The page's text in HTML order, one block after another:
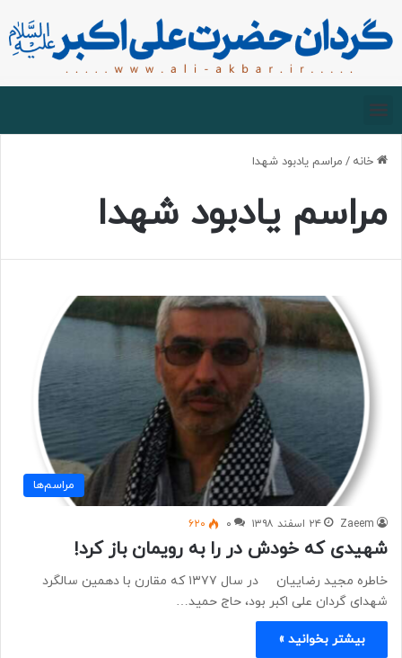
خانه / مراسم یادبود شهدا
مراسم یادبود شهدا
مراسم‌ها
Zaeem ۲۴ اسفند ۱۳۹۸ ۰ ۶۲۰
شهیدی که خودش در را به رویمان باز کرد!
خاطره مجید رضاییان در سال ۱۳۷۷ که مقارن با دهمین سالگرد
شهدای گردان علی اکبر بود، حاج حمید…
بیشتر بخوانید »